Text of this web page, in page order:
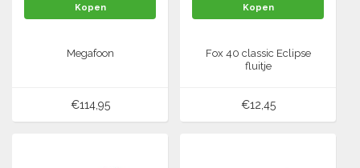
Kopen
Megafoon
€114,95
Kopen
Fox 40 classic Eclipse
fluitje
€12,45